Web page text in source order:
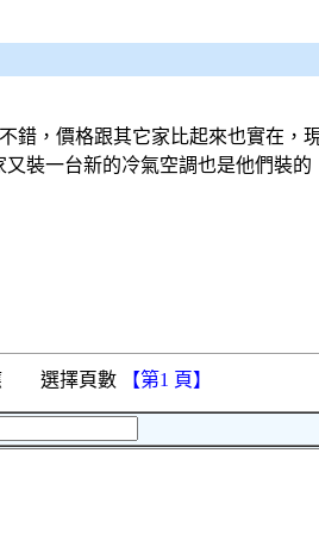
錯，價格跟其它家比起來也實在，
裝一台新的冷氣空調也是他們裝
選擇頁數 【第1 頁】